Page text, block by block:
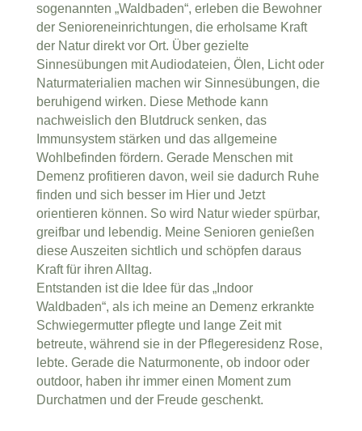
sogenannten „Waldbaden“, erleben die Bewohner
der Senioreneinrichtungen, die erholsame Kraft
der Natur direkt vor Ort. Über gezielte
Sinnesübungen mit Audiodateien, Ölen, Licht oder
Naturmaterialien machen wir Sinnesübungen, die
beruhigend wirken. Diese Methode kann
nachweislich den Blutdruck senken, das
Immunsystem stärken und das allgemeine
Wohlbefinden fördern. Gerade Menschen mit
Demenz profitieren davon, weil sie dadurch Ruhe
finden und sich besser im Hier und Jetzt
orientieren können. So wird Natur wieder spürbar,
greifbar und lebendig. Meine Senioren genießen
diese Auszeiten sichtlich und schöpfen daraus
Kraft für ihren Alltag.
Entstanden ist die Idee für das „Indoor
Waldbaden“, als ich meine an Demenz erkrankte
Schwiegermutter pflegte und lange Zeit mit
betreute, während sie in der Pflegeresidenz Rose,
lebte. Gerade die Naturmonente, ob indoor oder
outdoor, haben ihr immer einen Moment zum
Durchatmen und der Freude geschenkt.